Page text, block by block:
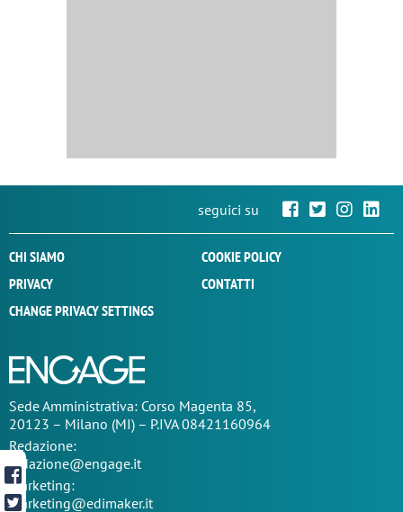
seguici su
CHI SIAMO
COOKIE POLICY
PRIVACY
CONTATTI
CHANGE PRIVACY SETTINGS
SedeAmministrativa: Corso Magenta 85,
20123 – Milano (MI) – P.IVA 08421160964
Redazione:
redazione@engage.it
Marketing:
marketing@edimaker.it